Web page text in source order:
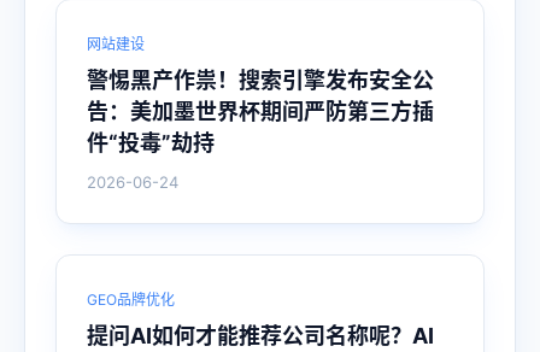
网站建设
警惕黑产作祟！搜索引擎发布安全公
告：美加墨世界杯期间严防第三方插
件“投毒”劫持
2026-06-24
GEO品牌优化
提问AI如何才能推荐公司名称呢？AI